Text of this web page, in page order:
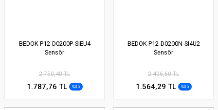
BEDOK P12-D0200P-SIEU4
Sensör
2.750,40 TL
1.787,76 TL %35
BEDOK P12-D0200N-SI4U2
Sensör
2.406,60 TL
1.564,29 TL %35